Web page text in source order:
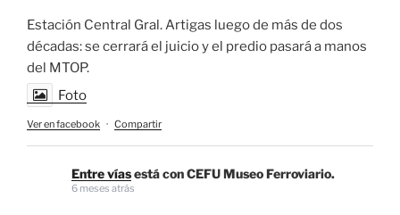
Estación Central Gral. Artigas luego de más de dos
décadas: se cerrará el juicio y el predio pasará a manos
del MTOP.
Foto
Ver en facebook · Compartir
Entre víasestá con CEFU Museo Ferroviario.
6 meses atrás